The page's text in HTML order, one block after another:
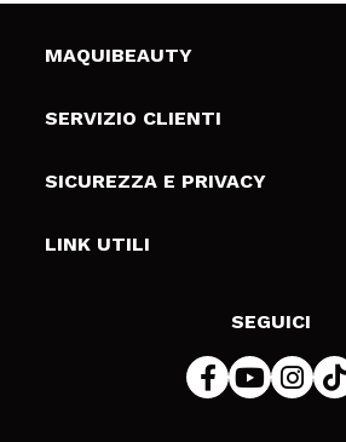
MAQUIBEAUTY
Chi siamo
Gift Cards
SERVIZIO CLIENTI
Spedizioni & Resi
Metodi di pagamamento
SICUREZZA E PRIVACY
Termini e condizioni
LINK UTILI
SEGUICI